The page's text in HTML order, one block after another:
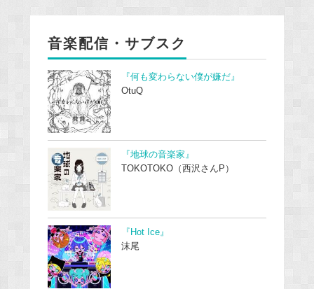
音楽配信・サブスク
『何も変わらない僕が嫌だ』
OtuQ
『地球の音楽家』
TOKOTOKO（西沢さんP）
『Hot Ice』
沫尾